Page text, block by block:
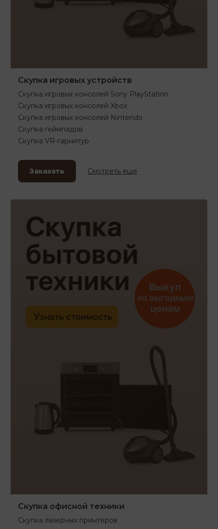
Скупка игровых устройств
Скупка игровых консолей Sony PlayStation
Скупка игровых консолей Xbox
Скупка игровых консолей Nintendo
Скупка геймпадов
Скупка VR-гарнитур
Заказать Смотреть еще
Скупка офисной техники
Скупка лазерных принтеров